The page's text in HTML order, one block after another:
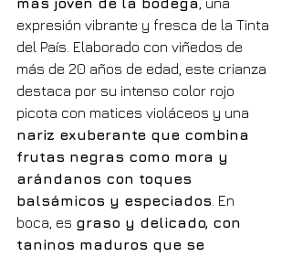
expresión vibrante y fresca de la Tinta
del País. Elaborado con viñedos de
más de 20 años de edad, este crianza
destaca por su intenso color rojo
picota con matices violáceos y una
nariz exuberante que combina
frutas negras como mora y
arándanos con toques
balsámicos y especiados . En
boca, es graso y delicado, con
taninos maduros que se